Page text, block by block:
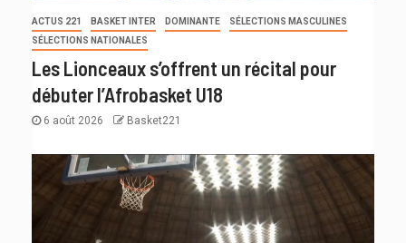
ACTUS 221 BASKET INTER DOMINANTE
SÉLECTIONS MASCULINES
SÉLECTIONS NATIONALES
Les Lionceaux s’offrent un récital pour
débuter l’Afrobasket U18
6 août 2026 Basket221